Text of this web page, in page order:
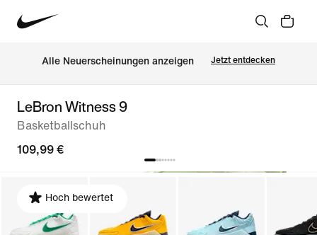
Alle Neuerscheinungen anzeigen Jetzt entdecken
LeBron Witness 9
Basketballschuh
109,99 €
Hoch bewertet